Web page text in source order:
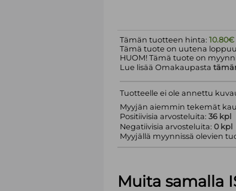
Tämän tuotteen hinta: 10.80€
Tämä tuote on uutena
HUOM! Tämä tuote on
Lue lisää Omakaupasta
Tuotteelle ei ole annettu
Myyjän aiemmin tekemät
Positiivisia arvosteluita: 36 kpl
Negatiivisia arvosteluita: 0 kpl
Myyjällä myynnissä olevien
Muita samalla